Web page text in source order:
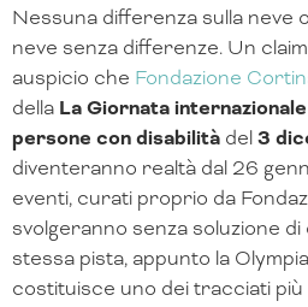
Nessuna differenza sulla neve
neve senza differenze. Un
auspicio che Fondazione
della La Giornata
persone con disabilità del3
diventeranno realtà dal 26
eventi, curati proprio da
svolgeranno senza soluzione
stessa pista, appunto la
costituisce uno dei tracciati più